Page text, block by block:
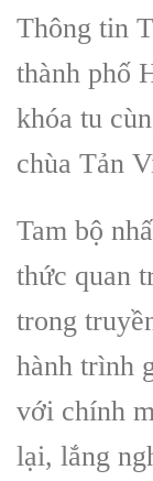
Thông tin
thành phố
khóa tu
chùa Tản
Tam bộ
thức quan
trong
hành trình
với chính
lại, lắng